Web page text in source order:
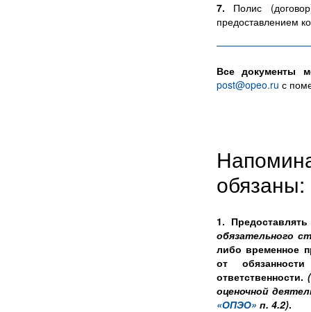
7. Полис
предоставлением
Все документы
post@opeo.ru с
обязаны:
1.
обязательного
либо временное
от
ответственности.
оценочной
«ОПЭО» п. 4.2).